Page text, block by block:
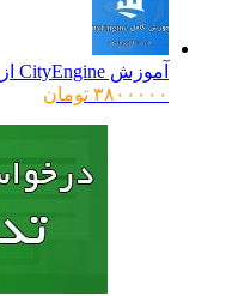
آموزش CityEngine از سطح مقدماتی تا پیشرفته
۳۸۰۰۰۰۰ تومان